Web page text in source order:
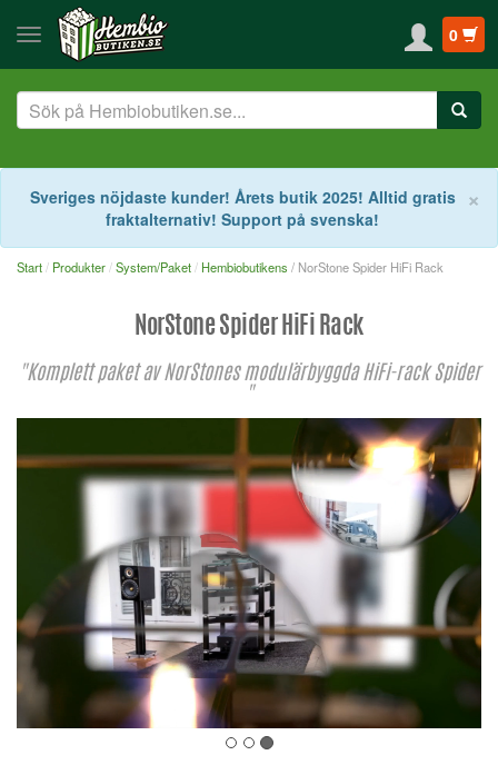
0
×
Sveriges nöjdaste kunder! Årets butik 2025! Alltid gratis
fraktalternativ! Support på svenska!
Start Produkter System/Paket Hembiobutikens / NorStone Spider HiFi Rack
NorStone Spider HiFi Rack
"Komplett paket av NorStones modulärbyggda HiFi-rack Spider
"